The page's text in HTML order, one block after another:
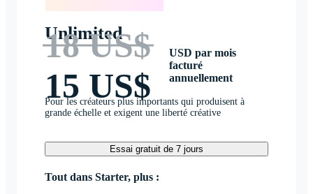
Unlimited
18 US$
15 US$
USD par mois
facturé
annuellement
Pour les créateurs plus importants qui produisent à
grande échelle et exigent une liberté créative
Essai gratuit de 7 jours
Tout dans Starter, plus :